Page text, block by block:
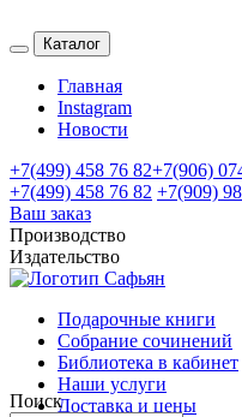
Каталог
Главная
Instagram
Новости
+7(499) 458 76 82+7(906)
+7(499) 458 76 82 +7(909)
Ваш заказ
Производство
Издательство
Подарочные книги
Собрание сочинений
Библиотека в кабинет
Наши услуги
Доставка и цены
Поиск